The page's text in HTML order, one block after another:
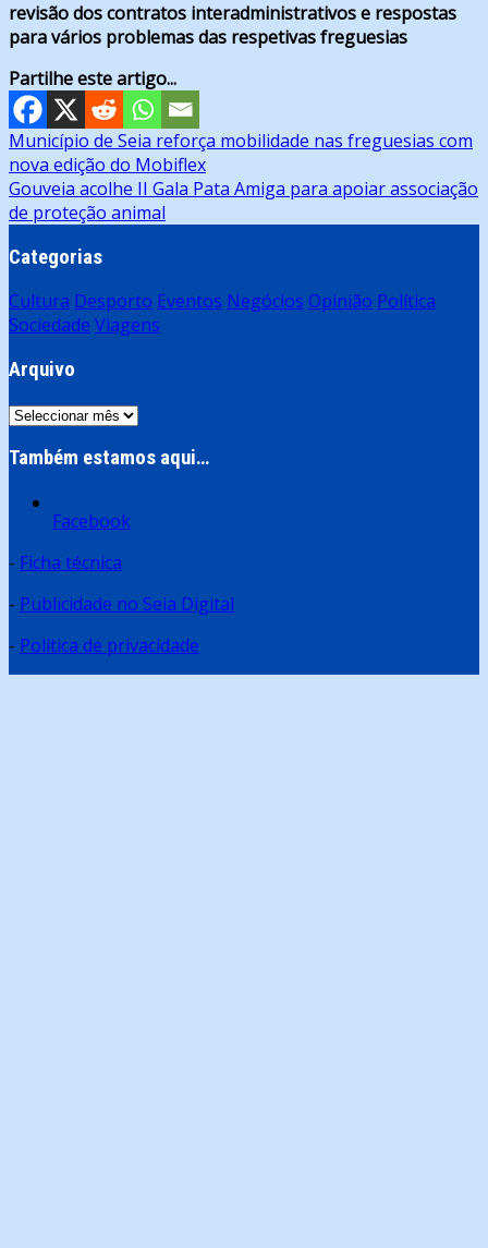
revisão dos contratos interadministrativos e respostas
para vários problemas das respetivas freguesias
Partilhe este artigo...
Navegação
de
artigos
Município de Seia reforça mobilidade nas freguesias com
nova edição do Mobiflex
Gouveia acolhe II Gala Pata Amiga para apoiar associação
de proteção animal
Categorias
Cultura Desporto Eventos Negócios Opinião Política
Sociedade Viagens
Arquivo
Arquivo
Também estamos aqui…
Facebook
- Ficha técnica
- Publicidade no Seia Digital
- Política de privacidade